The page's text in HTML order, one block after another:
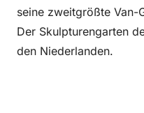
seine zweitgrößte Van-
Der Skulpturengarten
den Niederlanden.